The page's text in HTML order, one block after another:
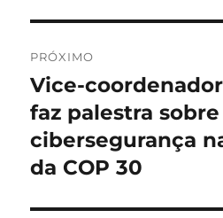
PRÓXIMO
Próximo
post:
Vice-
faz palestra sobre
cibersegurança
da COP 30